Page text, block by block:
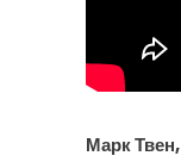
Марк Твен,